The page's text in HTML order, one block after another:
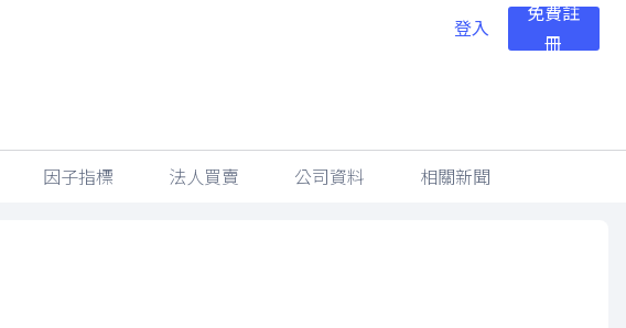
登入
免費註
冊
因子指標 法人買賣 公司資料 相關新聞